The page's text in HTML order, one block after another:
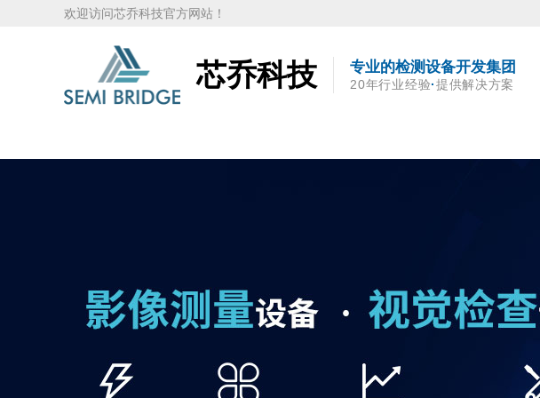
欢迎访问芯乔科技官方网站！
芯乔科技 专业的检测设备开发集团
20年行业经验·提供解决方案